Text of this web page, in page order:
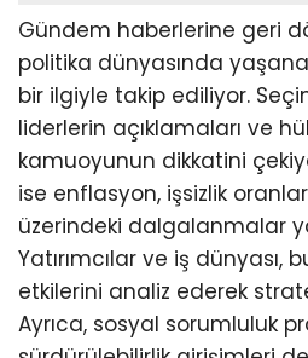
Gündem haberlerine geri
politika dünyasında
bir ilgiyle takip ediliyor.
liderlerin açıklamaları ve
kamuoyunun dikkatini
ise enflasyon, işsizlik
üzerindeki dalgalanmalar
Yatırımcılar ve iş dünyası,
etkilerini analiz ederek
Ayrıca, sosyal sorumluluk